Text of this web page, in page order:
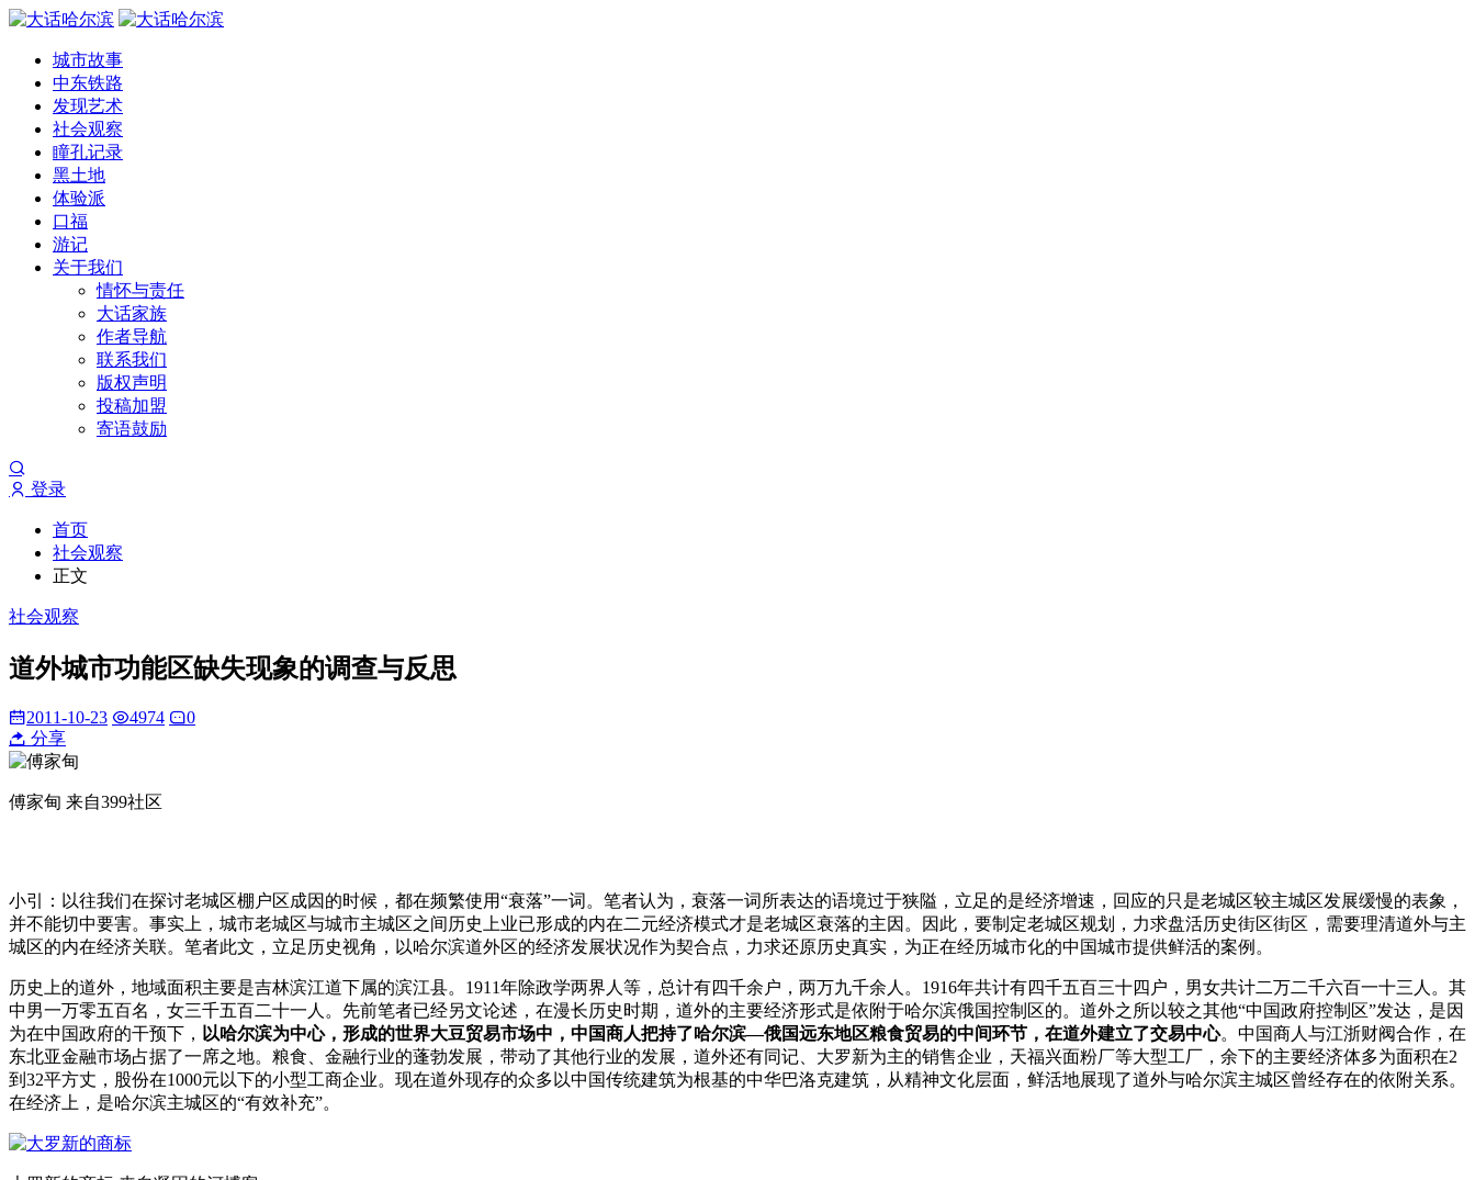
城市故事
中东铁路
发现艺术
社会观察
瞳孔记录
黑土地
体验派
口福
游记
关于我们
情怀与责任
大话家族
作者导航
联系我们
版权声明
投稿加盟
寄语鼓励
登录
首页
社会观察
正文
社会观察
道外城市功能区缺失现象的调查与反思
2011-10-23 4974
0
分享
傅家甸 来自399社区
小引：以往我们在探讨老城区棚户区成因的时候，都在频繁使用“衰落”一词。笔者认为，衰落一词所表达的语境过于狭隘，立足的是经济增速，回应的只是老城区较主城区发展缓慢的表象，
并不能切中要害。事实上，城市老城区与城市主城区之间历史上业已形成的内在二元经济模式才是老城区衰落的主因。因此，要制定老城区规划，力求盘活历史街区街区，需要理清道外与主
城区的内在经济关联。笔者此文，立足历史视角，以哈尔滨道外区的经济发展状况作为契合点，力求还原历史真实，为正在经历城市化的中国城市提供鲜活的案例。
历史上的道外，地域面积主要是吉林滨江道下属的滨江县。1911年除政学两界人等，总计有四千余户，两万九千余人。1916年共计有四千五百三十四户，男女共计二万二千六百一十三人。其
中男一万零五百名，女三千五百二十一人。先前笔者已经另文论述，在漫长历史时期，道外的主要经济形式是依附于哈尔滨俄国控制区的。道外之所以较之其他“中国政府控制区”发达，是因
为在中国政府的干预下， 以哈尔滨为中心，形成的世界大豆贸易市场中，中国商人把持了哈尔滨—俄国远东地区粮食贸易的中间环节，在道外建立了交易中心。中国商人与江浙财阀合作，在
东北亚金融市场占据了一席之地。粮食、金融行业的蓬勃发展，带动了其他行业的发展，道外还有同记、大罗新为主的销售企业，天福兴面粉厂等大型工厂，余下的主要经济体多为面积在2
到32平方丈，股份在1000元以下的小型工商企业。现在道外现存的众多以中国传统建筑为根基的中华巴洛克建筑，从精神文化层面，鲜活地展现了道外与哈尔滨主城区曾经存在的依附关系。
在经济上，是哈尔滨主城区的“有效补充”。